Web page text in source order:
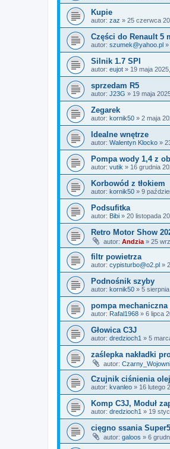
Kupie
autor: zaz » 25 czerwca
Części do Renault 5
autor: szumek@yahoo.pl »
Silnik 1.7 SPI
autor: eujot » 19 maja
sprzedam R5
autor: J23G » 19 maja
Zegarek
autor: kornik50 » 2 maja
Idealne wnętrze
autor: Walentyn Klocko »
Pompa wody 1,4 z
autor: vutik » 16 grudnia
Korbowód z tłokiem
autor: kornik50 » 9
Podsufitka
autor: Bibi » 20 listopada
Retro Motor Show
autor: Andzia » 25
filtr powietrza
autor: cypisturbo@o2.pl »
Podnośnik szyby
autor: kornik50 » 5
pompa mechaniczna
autor: Rafal1968 » 6 lipca
Głowica C3J
autor: dredzioch1 » 5
zaślepka nakładki
autor:
Czujnik ciśnienia
autor: kvanleo » 16 lutego
Komp C3J, Moduł
autor: dredzioch1 » 19
cięgno ssania Super5
autor: galoos » 6